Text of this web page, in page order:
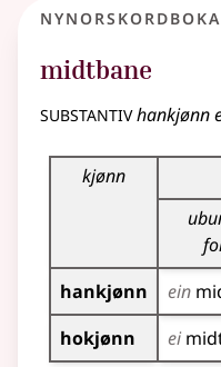
Nynorskordboka
midtbane
substantivhankjønn
Bøyningstabell for
kjønn
hankjønn
ein
hokjønn
ei